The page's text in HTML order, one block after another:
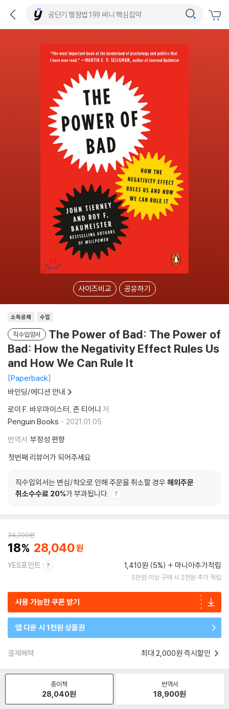
사이즈비교 공유하기
소득공제 수입
직수입양서
The Power of Bad: The Power of
Bad: How the Negativity Effect Rules Us
and How We Can Rule It
Paperback
바인딩/에디션 안내
로이 F. 바우마이스터 존 티어니 저
Penguin Books
2021.01.05.
번역서 부정성 편향
첫번째 리뷰어가 되어주세요
직수입외서는 변심/착오로 인해 주문을 취소할 경우 해외주문
취소수수료 20%가 부과됩니다.
34,200원
18 28,040
YES포인트 1,410원 (5%) 마니아추가적립
5만원 이상 구매 시 2천원 추가 적립
사용 가능한 쿠폰 받기
앱 다운 시 1천원 상품권
결제혜택 최대 2,000원 즉시할인
종이책
28,040원
번역서
18,900원